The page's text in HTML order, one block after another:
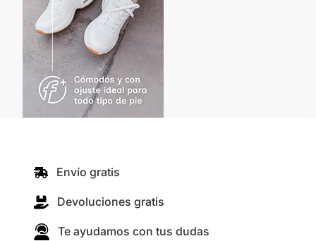
Envío gratis
Devoluciones gratis
Te ayudamos con tus dudas